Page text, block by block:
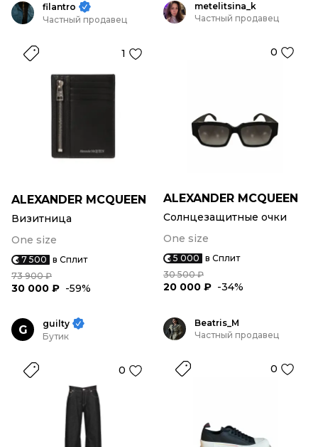
filantro
Частный продавец
1
ALEXANDER MCQUEEN
Визитница
One size
7 500 в Сплит
73 900 ₽
30 000 ₽ -59%
metelitsina_k
Частный продавец
0
ALEXANDER MCQUEEN
Солнцезащитные очки
One size
5 000 в Сплит
30 500 ₽
20 000 ₽ -34%
G
guilty
Бутик
0
Beatris_M
Частный продавец
0